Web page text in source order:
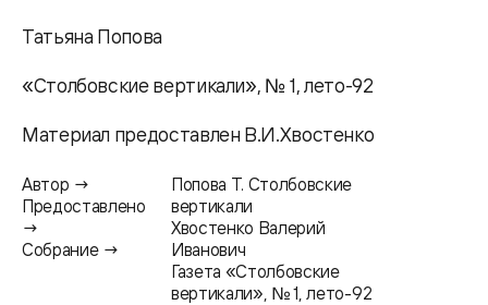
Татьяна Попова
«Столбовские вертикали», № 1, лето-92
Материал предоставлен В.И.Хвостенко
Автор →
Предоставлено
→
Собрание →
Попова Т. Столбовские
вертикали
Хвостенко Валерий
Иванович
Газета «Столбовские
вертикали», № 1, лето-92